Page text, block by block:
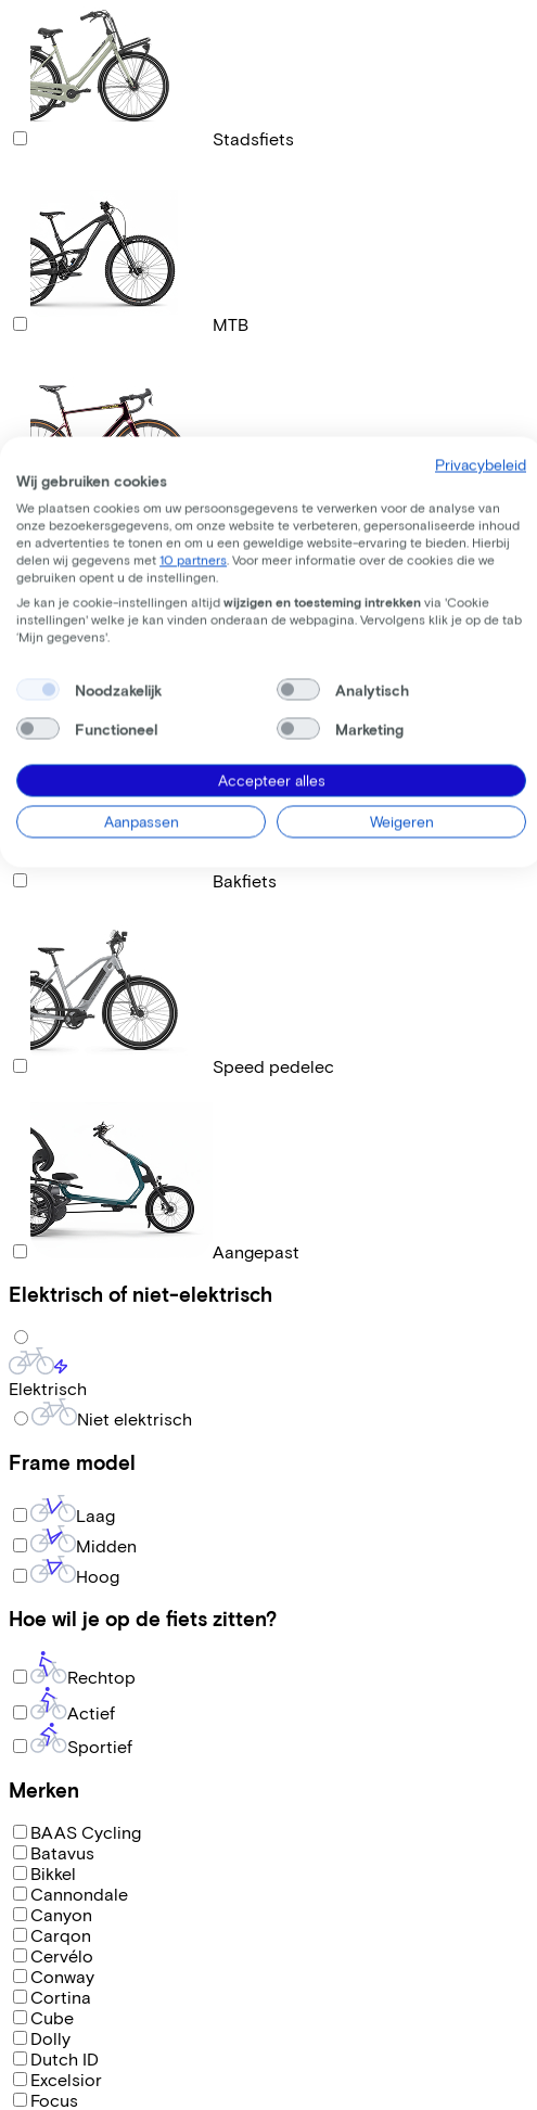
Stadsfiets
MTB
Gravelbike
Racefiets
Bakfiets
Speed pedelec
Aangepast
Elektrisch of niet-elektrisch
Elektrisch
Niet elektrisch
Frame model
Laag
Midden
Hoog
Hoe wil je op de fiets zitten?
Rechtop
Actief
Sportief
Merken
BAAS Cycling
Batavus
Bikkel
Cannondale
Canyon
Carqon
Cervélo
Conway
Cortina
Cube
Dolly
Dutch ID
Excelsior
Focus
Privacybeleid
Wij gebruiken cookies
We plaatsen cookies om uw persoonsgegevens te verwerken voor de analyse van
onze bezoekersgegevens, om onze website te verbeteren, gepersonaliseerde inhoud
en advertenties te tonen en om u een geweldige website-ervaring te bieden. Hierbij
delen wij gegevens met 10 partners . Voor meer informatie over de cookies die we
gebruiken opent u de instellingen.
Je kan je cookie-instellingen altijd wijzigen en toesteming intrekken via 'Cookie
instellingen' welke je kan vinden onderaan de webpagina. Vervolgens klik je op de tab
‘Mijn gegevens'.
Noodzakelijk Analytisch
Functioneel Marketing
Accepteer alles
Aanpassen Weigeren